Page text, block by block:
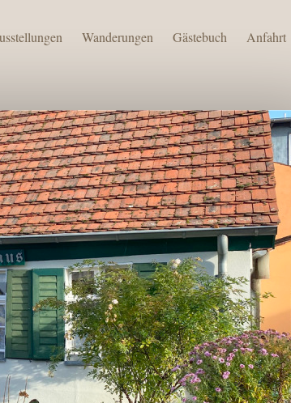
Wanderungen Gästebuch
Anfahrt